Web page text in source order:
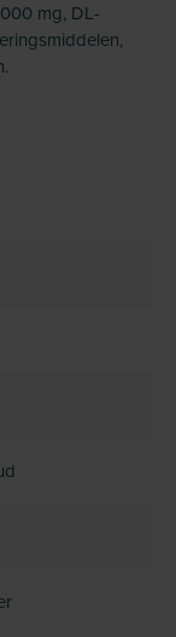
mg, DL-